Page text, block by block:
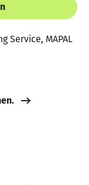
Service, MAPAL